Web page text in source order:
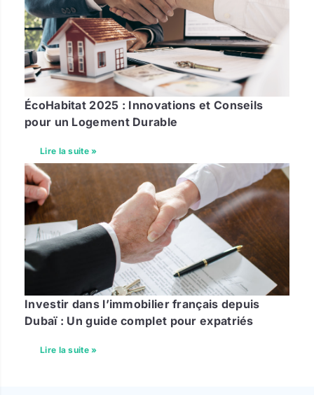
ÉcoHabitat 2025 : Innovations et Conseils
pour un Logement Durable
Lire la suite »
Investir dans l’immobilier français depuis
Dubaï : Un guide complet pour expatriés
Lire la suite »